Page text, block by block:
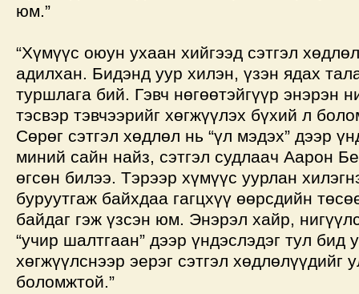
юм.”
“Хүмүүс оюун ухаан хийгээд сэтгэл
адилхан. Бидэнд уур хилэн, үзэн ядах
туршлага бий. Гэвч нөгөөтэйгүүр энэрэн
тэсвэр тэвчээрийг хөгжүүлэх бүхий л
Сөрөг сэтгэл хөдлөл нь “үл мэдэх” дээр
миний сайн найз, сэтгэл судлаач Аарон
өгсөн билээ. Тэрээр хүмүүс уурлан
буруутгаж байхдаа гагцхүү өөрсдийн
байдаг гэж үзсэн юм. Энэрэл хайр,
“учир шалтгаан” дээр үндэслэдэг тул бид
хөгжүүлснээр эерэг сэтгэл хөдлөлүүдийг
боломжтой.”